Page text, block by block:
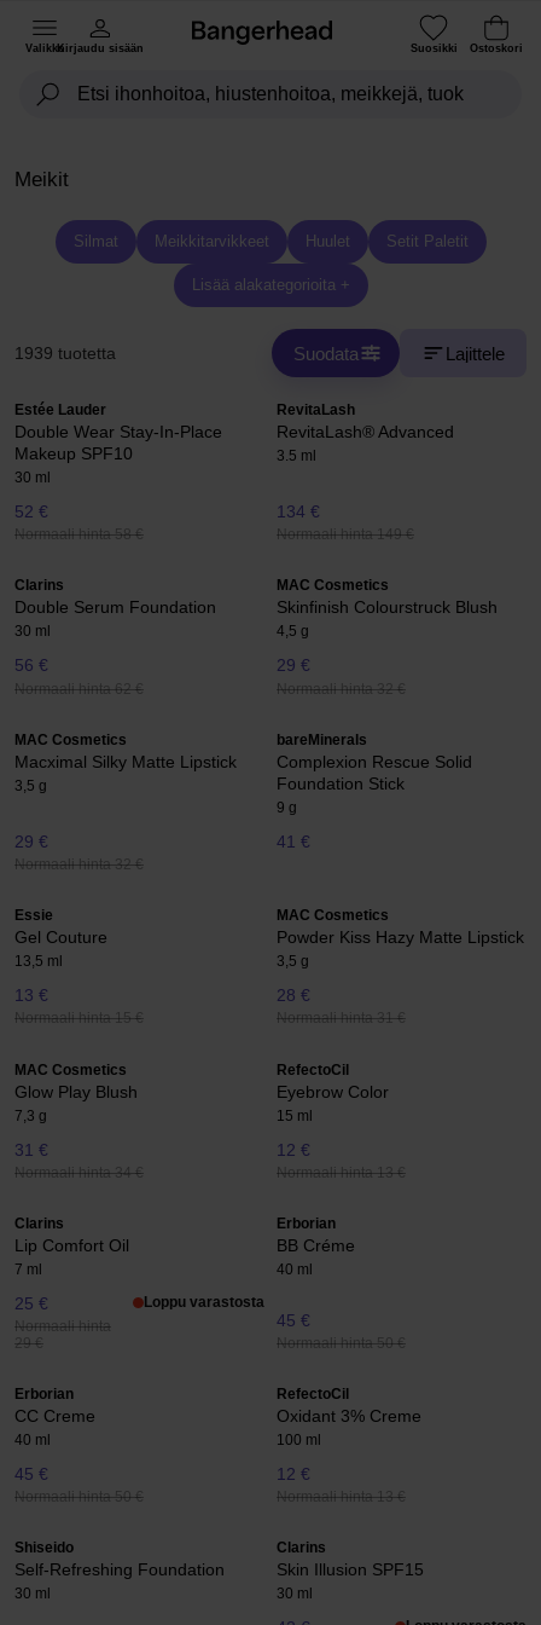
ValikkoKirjaudu sisään Suosikki Ostoskori
Meikit
Silmat Meikkitarvikkeet Huulet Setit Paletit
Lisää alakategorioita +
1939 tuotetta Suodata Lajittele
Estée Lauder
Double Wear Stay-In-Place
Makeup SPF10
30 ml
52 €
Normaali hinta 58 €
RevitaLash
RevitaLash® Advanced
3.5 ml
134 €
Normaali hinta 149 €
Clarins
Double Serum Foundation
30 ml
56 €
Normaali hinta 62 €
MAC Cosmetics
Skinfinish Colourstruck Blush
4,5 g
29 €
Normaali hinta 32 €
MAC Cosmetics
Macximal Silky Matte Lipstick
3,5 g
29 €
Normaali hinta 32 €
bareMinerals
Complexion Rescue Solid
Foundation Stick
9 g
41 €
Essie
Gel Couture
13,5 ml
13 €
Normaali hinta 15 €
MAC Cosmetics
Powder Kiss Hazy Matte Lipstick
3,5 g
28 €
Normaali hinta 31 €
MAC Cosmetics
Glow Play Blush
7,3 g
31 €
Normaali hinta 34 €
RefectoCil
Eyebrow Color
15 ml
12 €
Normaali hinta 13 €
Clarins
Lip Comfort Oil
7 ml
25 €
Normaali hinta
29 €
Loppu varastosta
Erborian
BB Créme
40 ml
45 €
Normaali hinta 50 €
Erborian
CC Creme
40 ml
45 €
Normaali hinta 50 €
RefectoCil
Oxidant 3% Creme
100 ml
12 €
Normaali hinta 13 €
Shiseido
Self-Refreshing Foundation
30 ml
Clarins
Skin Illusion SPF15
30 ml